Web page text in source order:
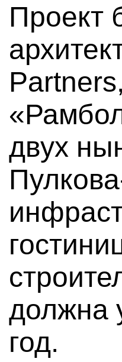
Проект
двух
должна
год.